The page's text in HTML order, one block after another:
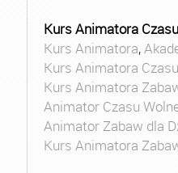
Kurs Animatora
Kurs Animatora,
Kurs Animatora
Kurs Animatora
Animator Czasu
Animator Zabaw dla
Kurs Animatora